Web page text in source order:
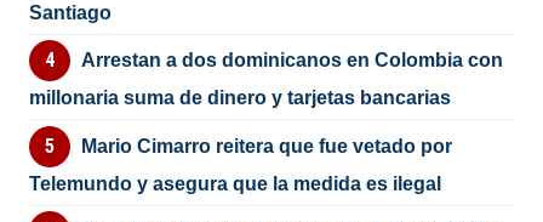
Santiago
Arrestan a dos dominicanos en Colombia con
millonaria suma de dinero y tarjetas bancarias
Mario Cimarro reitera que fue vetado por
Telemundo y asegura que la medida es ilegal